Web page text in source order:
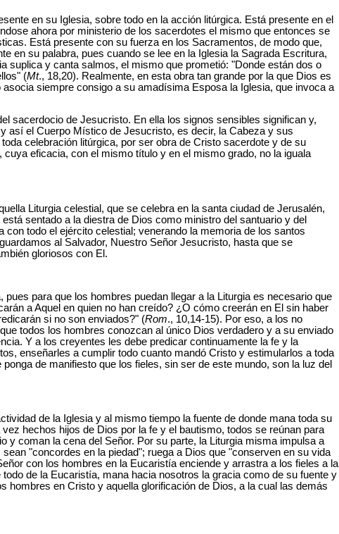
en su Iglesia, sobre todo en la acción litúrgica. Está presente en el
ahora por ministerio de los sacerdotes el mismo que entonces se
Está presente con su fuerza en los Sacramentos, de modo que,
en su palabra, pues cuando se lee en la Iglesia la Sagrada Escritura,
suplica y canta salmos, el mismo que prometió: "Donde están dos o
(Mt., 18,20). Realmente, en esta obra tan grande por la que Dios es
siempre consigo a su amadísima Esposa la Iglesia, que invoca a
sacerdocio de Jesucristo. En ella los signos sensibles significan y,
así el Cuerpo Místico de Jesucristo, es decir, la Cabeza y sus
celebración litúrgica, por ser obra de Cristo sacerdote y de su
eficacia, con el mismo título y en el mismo grado, no la iguala
Liturgia celestial, que se celebra en la santa ciudad de Jerusalén,
sentado a la diestra de Dios como ministro del santuario y del
todo el ejército celestial; venerando la memoria de los santos
al Salvador, Nuestro Señor Jesucristo, hasta que se
gloriosos con El.
para que los hombres puedan llegar a la Liturgia es necesario que
a Aquel en quien no han creído? ¿O cómo creerán en El sin haber
si no son enviados?" (Rom., 10,14-15). Por eso, a los no
todos los hombres conozcan al único Dios verdadero y a su enviado
Y a los creyentes les debe predicar continuamente la fe y la
enseñarles a cumplir todo cuanto mandó Cristo y estimularlos a toda
de manifiesto que los fieles, sin ser de este mundo, son la luz del
de la Iglesia y al mismo tiempo la fuente de donde mana toda su
hechos hijos de Dios por la fe y el bautismo, todos se reúnan para
y coman la cena del Señor. Por su parte, la Liturgia misma impulsa a
"concordes en la piedad"; ruega a Dios que "conserven en su vida
con los hombres en la Eucaristía enciende y arrastra a los fieles a la
de la Eucaristía, mana hacia nosotros la gracia como de su fuente y
hombres en Cristo y aquella glorificación de Dios, a la cual las demás